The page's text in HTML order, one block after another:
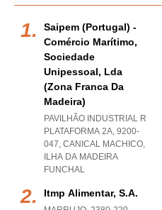
Saipem (portugal) -
Comércio Marítimo,
Sociedade
Unipessoal, Lda
(zona Franca Da
Madeira)
PAVILHÃO INDUSTRIAL R
PLATAFORMA 2A, 9200-
047, CANICAL MACHICO,
ILHA DA MADEIRA
FUNCHAL
Itmp Alimentar, S.a.